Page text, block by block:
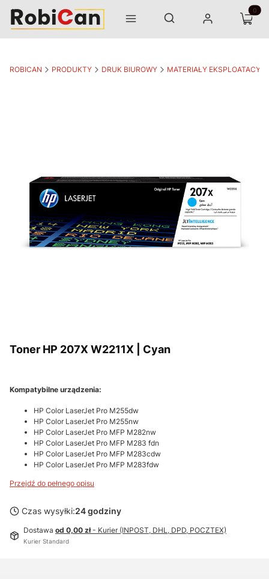
Menu Otwórz wyszukiwarkę
Szukaj Zaloguj się Koszyk
ROBICAN PRODUKTY DRUK BIUROWY MATERIAŁY
Toner HP 207X W2211X | Cyan
Kompatybilne urządzenia:
HP Color LaserJet Pro M255dw
HP Color LaserJet Pro M255nw
HP Color LaserJet Pro MFP M282nw
HP Color LaserJet Pro MFP M283 fdn
HP Color LaserJet Pro MFP M283cdw
HP Color LaserJet Pro MFP M283fdw
Przejdź do pełnego opisu
Czas wysyłki:24 godziny
Dostawa od 0,00 zł- Kurier (INPOST, DHL, DPD, POCZTEX)
Kurier Standard